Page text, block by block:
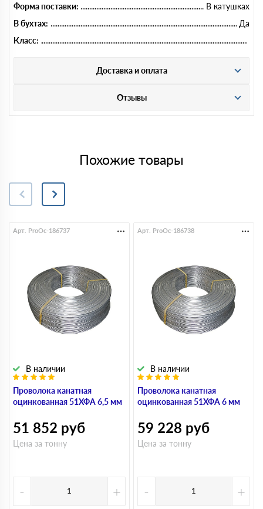
Форма поставки:
В катушках
В бухтах:
Да
Класс:
Доставка и оплата
Отзывы
Похожие товары
Проволока канатная
оцинкованная 51ХФА 6,5 мм
В наличии
Арт. ProOc-186737
51 852 руб
Цена за тонну
- +
Проволока канатная
оцинкованная 51ХФА 6 мм
В наличии
Арт. ProOc-186738
59 228 руб
Цена за тонну
- +